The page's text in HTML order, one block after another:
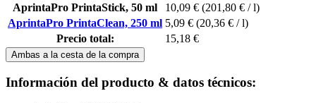
AprintaPro PrintaStick, 50 ml 10,09 € (201,80 € / l)
AprintaPro PrintaClean, 250 ml 5,09 € (20,36 € / l)
Precio total:
15,18 €
Ambas a la cesta de la compra
Información del producto & datos técnicos: